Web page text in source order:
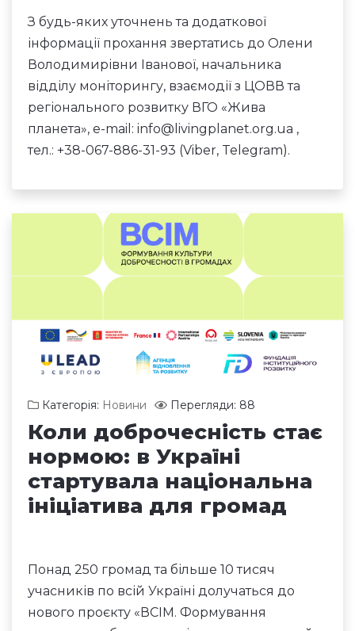
З будь-яких уточнень та додаткової
інформації прохання звертатись до Олени
Володимирівни Іванової, начальника
відділу моніторингу, взаємодії з ЦОВВ та
регіонального розвитку ВГО «Жива
планета», e-mail: info@livingplanet.org.ua ,
тел.: +38-067-886-31-93 (Viber, Telegram).
Категорія: Новини Перегляди: 88
Коли доброчесність стає
нормою: в Україні
стартувала національна
ініціатива для громад
Понад 250 громад та більше 10 тисяч
учасників по всій Україні долучаться до
нового проєкту «ВСІМ. Формування